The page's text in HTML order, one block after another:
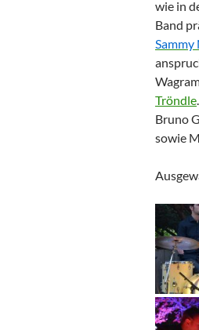
wie in
Band
Sammy
Tröndle.
Bruno
sowie